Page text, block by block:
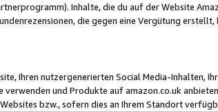
Inhalte, die du auf der Website
die gegen eine Vergütung
Ihren nutzergenerierten Social Media-
und Produkte auf amazon.co.uk anbieten)
bzw., sofern dies an Ihrem Standort